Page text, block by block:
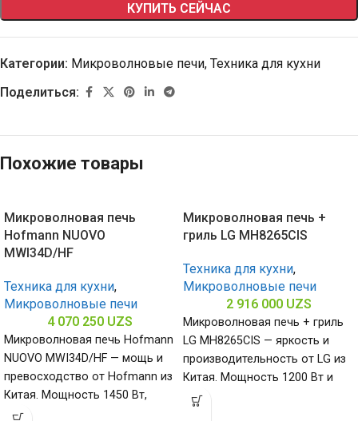
КУПИТЬ СЕЙЧАС
Категории: Микроволновые печи, Техника для кухни
Поделиться:
Похожие товары
Микроволновая печь
Hofmann NUOVO
MWI34D/HF
Техника для кухни,
Микроволновые печи
4 070 250 UZS
Микроволновая печь Hofmann
NUOVO MWI34D/HF — мощь и
превосходство от Hofmann из
Китая. Мощность 1450 Вт,
нержавеющая сталь, гарантия
Микроволновая печь +
гриль LG MH8265CIS
Техника для кухни,
Микроволновые печи
2 916 000 UZS
Микроволновая печь + гриль
LG MH8265CIS — яркость и
производительность от LG из
Китая. Мощность 1200 Вт и
эмалевое покрытие